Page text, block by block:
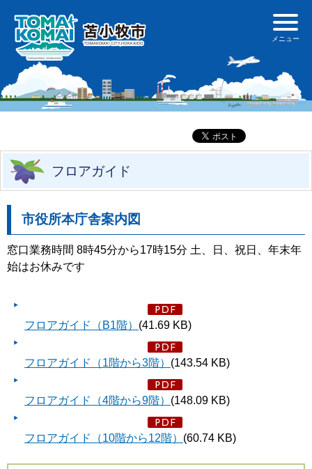
フロアガイド
市役所本庁舎案内図
窓口業務時間 8時45分から17時15分 土、日、祝日、年末年
始はお休みです
フロアガイド（B1階） (41.69 KB)
フロアガイド（1階から3階） (143.54 KB)
フロアガイド（4階から9階） (148.09 KB)
フロアガイド（10階から12階） (60.74 KB)